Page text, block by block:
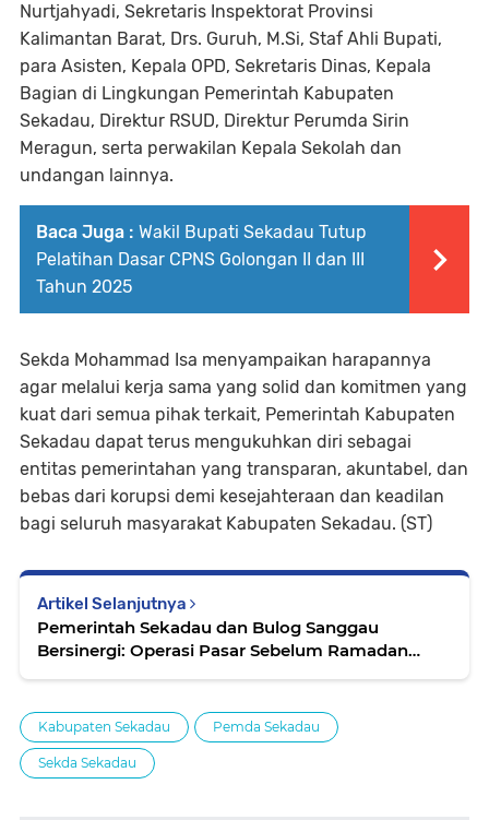
Nurtjahyadi, Sekretaris Inspektorat Provinsi
Kalimantan Barat, Drs. Guruh, M.Si, Staf Ahli Bupati,
para Asisten, Kepala OPD, Sekretaris Dinas, Kepala
Bagian di Lingkungan Pemerintah Kabupaten
Sekadau, Direktur RSUD, Direktur Perumda Sirin
Meragun, serta perwakilan Kepala Sekolah dan
undangan lainnya.
Baca Juga : Wakil Bupati Sekadau Tutup
Pelatihan Dasar CPNS Golongan II dan III
Tahun 2025
Sekda Mohammad Isa menyampaikan harapannya
agar melalui kerja sama yang solid dan komitmen yang
kuat dari semua pihak terkait, Pemerintah Kabupaten
Sekadau dapat terus mengukuhkan diri sebagai
entitas pemerintahan yang transparan, akuntabel, dan
bebas dari korupsi demi kesejahteraan dan keadilan
bagi seluruh masyarakat Kabupaten Sekadau. (ST)
Artikel Selanjutnya
Pemerintah Sekadau dan Bulog Sanggau
Bersinergi: Operasi Pasar Sebelum Ramadan
Kabupaten Sekadau Pemda Sekadau
Sekda Sekadau